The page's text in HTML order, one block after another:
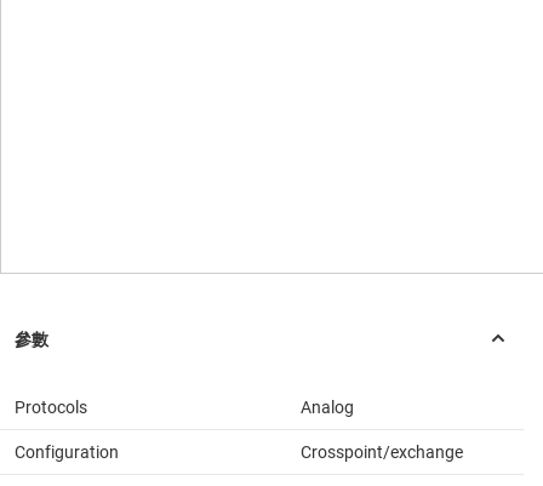
Protocols Analog
Configuration Crosspoint/exchange